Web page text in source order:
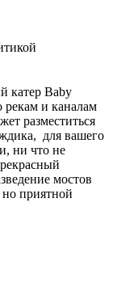
катер Baby
рекам и каналам
разместиться
для вашего
ни что не
мостов
приятной